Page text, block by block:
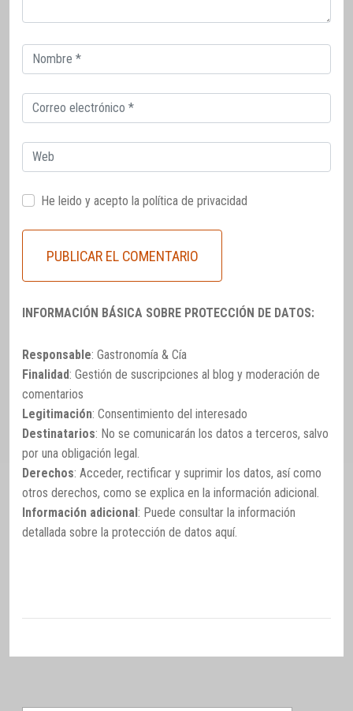
Correo
electrónico
Correo
electrónico
Web
He leido y acepto la política de privacidad
INFORMACIÓN BÁSICA SOBRE PROTECCIÓN DE DATOS:
Responsable: Gastronomía & Cía
Finalidad: Gestión de suscripciones al blog y moderación de
comentarios
Legitimación: Consentimiento del interesado
Destinatarios: No se comunicarán los datos a terceros, salvo
por una obligación legal.
Derechos: Acceder, rectificar y suprimir los datos, así como
otros derechos, como se explica en la información adicional.
Información adicional: Puede consultar la información
detallada sobre la protección de datos aquí.